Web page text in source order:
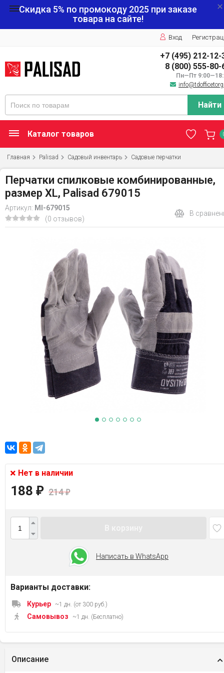
Скидка 5% по промокоду 2025 при заказе
товара на сайте!
Вход
+7 (495) 212-12-
8 (800) 555-80-
Пн—Пт
Найти
Каталог товаров
Главная Palisad Садовый инвентарь Садовые перчатки
Перчатки спилковые комбинированные,
размер XL, Palisad 679015
Артикул: MI-679015
(0 отзывов)
В
Нет в наличии
188 ₽ 214₽
Написать в WhatsApp
Варианты доставки:
Курьер ~1 дн. (от 300 руб.)
Самовывоз ~1 дн. (Бесплатно)
Описание